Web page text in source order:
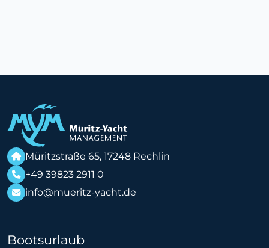
Müritzstraße 65, 17248 Rechlin
+49 39823 2911 0
info@mueritz-yacht.de
Bootsurlaub